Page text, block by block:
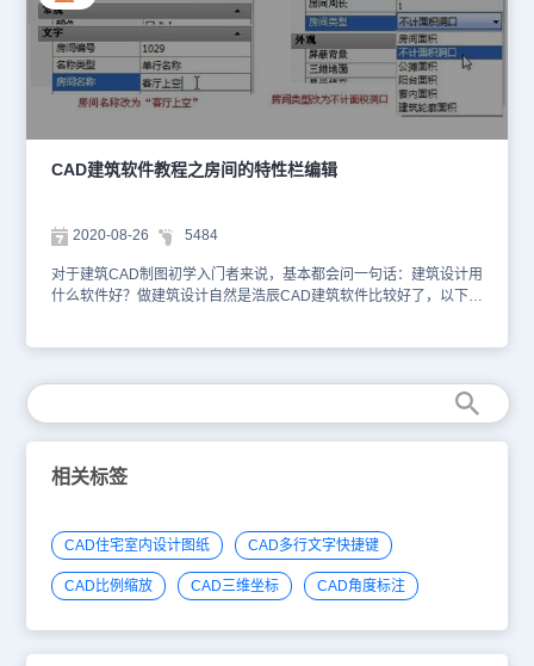
的“多个”删除，键入要求的名称即可。3、改房间类型属性，默认搜
索出来的房间类型属性默认是“房间面积”，在需要修改时，下拉列
表，从里面找到需要改的类型即可，如下图所示： 在浩辰CAD绘
图软件中，当我们在选择建筑设计用什么软件好的时候，可以根据自
己的绘图和编辑需要来选择，在国产CAD中，我们也可以根据此需求
CAD建筑软件教程之房间的特性栏编辑
2020-08-26 5484
对于建筑CAD制图初学入门者来说，基本都会问一句话：建筑设计用
什么软件好？做建筑设计自然是浩辰CAD建筑软件比较好了，以下的
对多个房间对象的特性一次完成修改，方法如下。1. 一次修改多个房
间名称，可选择多个需要改为同名的房间对象，Ctrl+1 进入特性栏，
把房间名称栏内容原来的“多个”删除，键入要求的名称即可。2.改房
间类型属性，默认搜索出来的房间类型属性默认是“房间面积”，在需
要修改时，下拉列表，从里面找到需要改的类型即可，如下图所
示。 通过以上的CAD教程，建筑CAD制图初学入门者应该已经了解
小小功能更多关于CAD制图软件的功能介绍，大家可以关注浩辰
CAD官网，需要CAD下载的也可以在上面直接免费下载安装。
相关标签
CAD住宅室内设计图纸 CAD多行文字快捷键
CAD比例缩放 CAD三维坐标 CAD角度标注